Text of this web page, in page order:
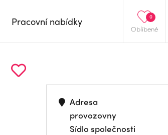
Oblíbené
0
Pracovní nabídky
Adresa
provozovny
Sídlo společnosti